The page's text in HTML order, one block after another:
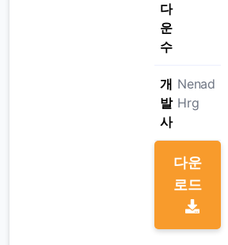
다
운
수
개
발
사
Nenad
Hrg
다운
로드